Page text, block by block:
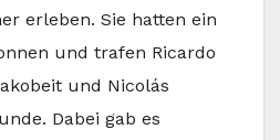
erleben. Sie hatten ein
und trafen Ricardo
und Nicolás
Dabei gab es